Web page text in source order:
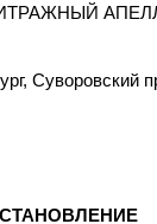
Суворовский